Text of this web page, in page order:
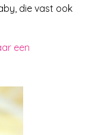
die vast ook
een